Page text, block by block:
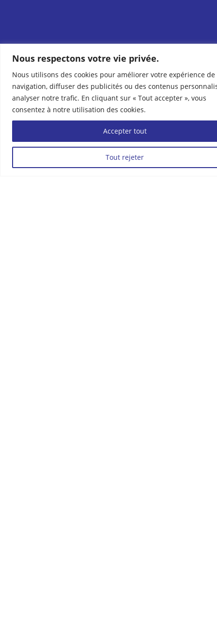
Nous respectons votre vie privée.
Nous utilisons des cookies pour améliorer votre expérience de
navigation, diffuser des publicités ou des contenus
analyser notre trafic. En cliquant sur « Tout accepter », vous
consentez à notre utilisation des cookies.
Tout rejeter
Accepter tout